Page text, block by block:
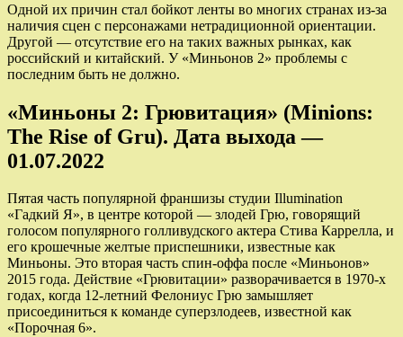
Одной их причин стал бойкот ленты во многих странах из-за
наличия сцен с персонажами нетрадиционной ориентации.
Другой — отсутствие его на таких важных рынках, как
российский и китайский. У «Миньонов 2» проблемы с
последним быть не должно.
«Миньоны 2: Грювитация» (Minions:
The Rise of Gru). Дата выхода —
01.07.2022
Пятая часть популярной франшизы студии Illumination
«Гадкий Я», в центре которой — злодей Грю, говорящий
голосом популярного голливудского актера Стива Каррелла, и
его крошечные желтые приспешники, известные как
Миньоны. Это вторая часть спин-оффа после «Миньонов»
2015 года. Действие «Грювитации» разворачивается в 1970-х
годах, когда 12-летний Фелониус Грю замышляет
присоединиться к команде суперзлодеев, известной как
«Порочная 6».